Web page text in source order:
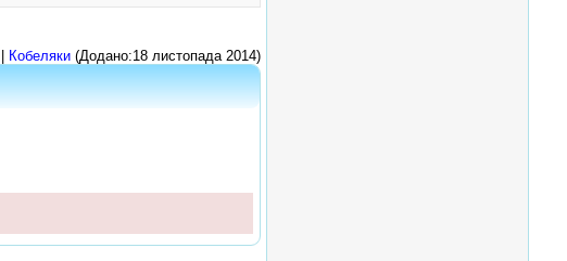
Кобеляки (Додано:18 листопада 2014)